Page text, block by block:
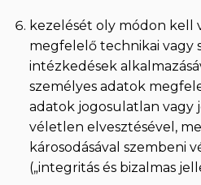
kezelését oly módon kell
megfelelő technikai vagy
intézkedések
személyes adatok
adatok jogosulatlan vagy
véletlen elvesztésével,
károsodásával szembeni
(„integritás és bizalmas